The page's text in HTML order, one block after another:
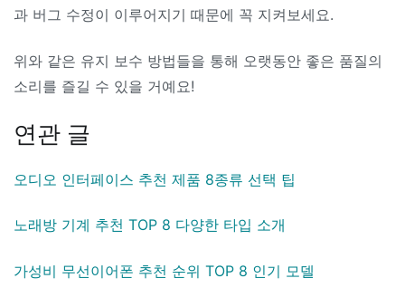
과 버그 수정이 이루어지기 때문에 꼭 지켜보세요.
위와 같은 유지 보수 방법들을 통해 오랫동안 좋은 품질의
소리를 즐길 수 있을 거예요!
연관 글
오디오 인터페이스 추천 제품 8종류 선택 팁
노래방 기계 추천 TOP 8 다양한 타입 소개
가성비 무선이어폰 추천 순위 TOP 8 인기 모델